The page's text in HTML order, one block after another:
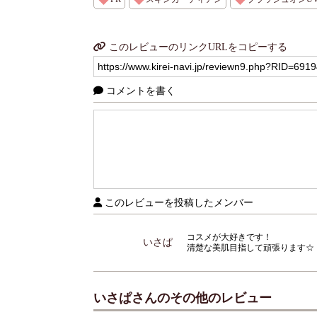
このレビューのリンクURLをコピーする
コメントを書く
このレビューを投稿したメンバー
いさぱ
コスメが大好きです！
清楚な美肌目指して頑張ります☆
いさぱさんのその他のレビュー